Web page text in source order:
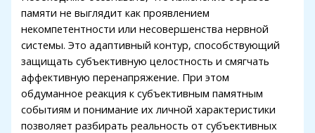
памяти не выглядит как проявлением
некомпетентности или несовершенства нервной
системы. Это адаптивный контур, способствующий
защищать субъективную целостность и смягчать
аффективную перенапряжение. При этом
обдуманное реакция к субъективным памятным
событиям и понимание их личной характеристики
позволяет разбирать реальность от субъективных